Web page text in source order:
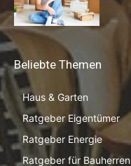
Beliebte Themen
Haus & Garten
Ratgeber Eigentümer
Ratgeber Energie
Ratgeber für Bauherren